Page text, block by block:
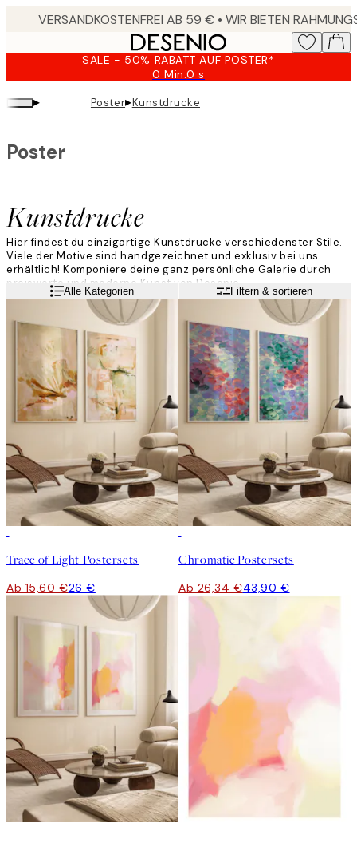
SALE - 50% RABATT AUF POSTER*
0 Min.0 s
Gültig
bis:
2026-
▸ Poster▸Kunstdrucke
Kunstdrucke
Poster
Hier findest du einzigartige Kunstdrucke verschiedenster Stile.
Viele der Motive sind handgezeichnet und exklusiv bei uns
erhältlich!Komponiere deine ganz persönliche Galerie durch
preiswerte und moderne Kunst von Desenio.
WeiterlesenAlle Kategorien Filtern & sortieren
Trace of Light Postersets
Ab 15,60 €26 €
Chromatic Postersets
Ab 26,34 €43,90 €